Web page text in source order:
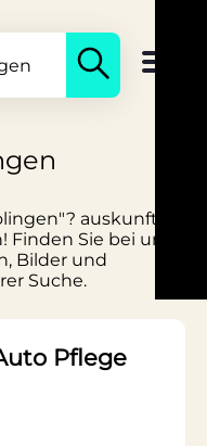
auskunft.de
Finden Sie bei uns
Bilder und
Suche.
Pflege